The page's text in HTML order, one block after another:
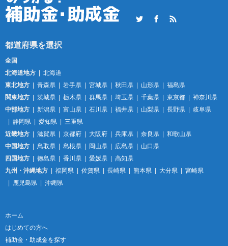
TwitterFacebookRSS
全国
北海道地方
北海道
東北地方
青森県 岩手県 宮城県 秋田県 山形県
福島県
関東地方
茨城県 栃木県 群馬県 埼玉県 千葉県 東京都
神奈川県
中部地方
新潟県 富山県 石川県 福井県 山梨県 長野県
岐阜県
静岡県
愛知県
三重県
近畿地方
滋賀県 京都府 大阪府 兵庫県 奈良県
和歌山県
中国地方
鳥取県 島根県 岡山県 広島県
山口県
四国地方
徳島県 香川県 愛媛県
高知県
九州・沖縄地方
福岡県 佐賀県 長崎県 熊本県 大分県
宮崎県
鹿児島県
沖縄県
ホーム
はじめての方へ
補助金・助成金を探す